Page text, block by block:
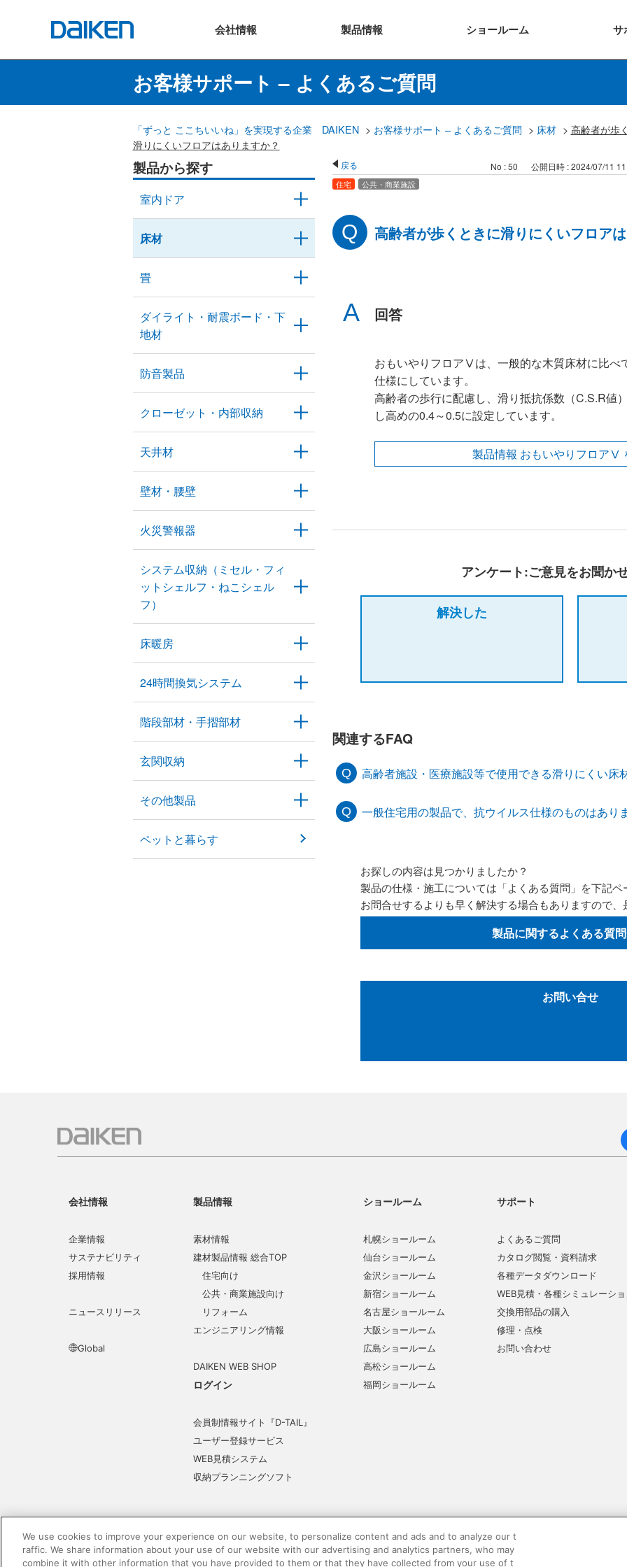
会社情報 製品情報 ショールーム サ
お客様サポート – よくあるご質問
「ずっと ここちいいね」を実現する企業 DAIKEN > お客様サポート – よくあるご質問 > 床材 > 高齢者が歩
滑りにくいフロアはありますか？
製品から探す
室内ドア
床材
畳
ダイライト・耐震ボード・下
地材
防音製品
クローゼット・内部収納
天井材
壁材・腰壁
火災警報器
システム収納（ミセル・フィ
ットシェルフ・ねこシェル
フ）
床暖房
24時間換気システム
階段部材・手摺部材
玄関収納
その他製品
ペットと暮らす
戻る No : 50 公開日時 : 2024/07/11
住宅 公共・商業施設
高齢者が歩くときに滑りにくいフロア
回答
おもいやりフロアⅤは、一般的な木質床材に比べ
仕様にしています。
高齢者の歩行に配慮し、滑り抵抗係数（C.S.R値
し高めの0.4～0.5に設定しています。
製品情報 おもいやりフロアⅤ
アンケート:ご意見をお聞か
解決した
関連するFAQ
高齢者施設・医療施設等で使用できる滑りにくい床
一般住宅用の製品で、抗ウイルス仕様のものはあり
お探しの内容は見つかりましたか？
製品の仕様・施工については「よくある質問」を下記
お問合せするよりも早く解決する場合もありますので
製品に関するよくある質
お問い合せ
会社情報
企業情報
サステナビリティ
採用情報
ニュースリリース
Global
製品情報
素材情報
建材製品情報 総合TOP
住宅向け
公共・商業施設向け
リフォーム
エンジニアリング情報
DAIKEN WEB SHOP
ログイン
会員制情報サイト『D-TAIL』
ユーザー登録サービス
WEB見積システム
収納プランニングソフト
ショールーム
札幌ショールーム
仙台ショールーム
金沢ショールーム
新宿ショールーム
名古屋ショールーム
大阪ショールーム
広島ショールーム
高松ショールーム
福岡ショールーム
サポート
よくあるご質問
カタログ閲覧・資料請求
各種データダウンロード
WEB見積・各種シミュレーシ
交換用部品の購入
修理・点検
お問い合わせ
電子公告 このWEBサイトについて プライバシーポリシー SNSコミュニティガイドライン サイトマップ
We use cookies to improve your experience on our website, to personalize content and ads and to analyze our t
raffic. We share information about your use of our website with our advertising and analytics partners, who may
combine it with other information that you have provided to them or that they have collected from your use of t